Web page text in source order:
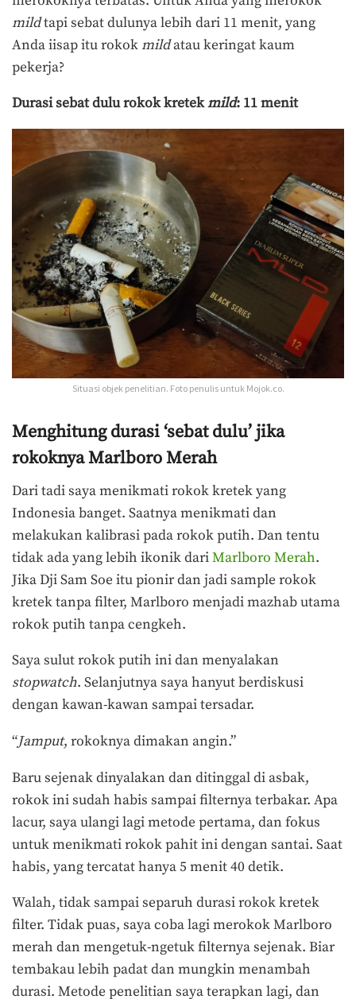
mildtapi sebat dulunya lebih dari 11 menit, yang
Anda iisap itu rokokmildatau keringat kaum
pekerja?
Durasi sebat dulu rokok kretekmild: 11 menit
Situasi objek penelitian. Foto penulis untuk Mojok.co.
Menghitung durasi ‘sebat dulu’ jika
rokoknya Marlboro Merah
Dari tadi saya menikmati rokok kretek yang
Indonesia banget. Saatnya menikmati dan
melakukan kalibrasi pada rokok putih. Dan tentu
tidak ada yang lebih ikonik dariMarlboro Merah.
Jika Dji Sam Soe itu pionir dan jadi sample rokok
kretek tanpa filter, Marlboro menjadi mazhab utama
rokok putih tanpa cengkeh.
Saya sulut rokok putih ini dan menyalakan
stopwatch. Selanjutnya saya hanyut berdiskusi
dengan kawan-kawan sampai tersadar.
“Jamput, rokoknya dimakan angin.”
Baru sejenak dinyalakan dan ditinggal di asbak,
rokok ini sudah habis sampai filternya terbakar. Apa
lacur, saya ulangi lagi metode pertama, dan fokus
untuk menikmati rokok pahit ini dengan santai. Saat
habis, yang tercatat hanya 5 menit 40 detik.
Walah, tidak sampai separuh durasi rokok kretek
filter. Tidak puas, saya coba lagi merokok Marlboro
merah dan mengetuk-ngetuk filternya sejenak. Biar
tembakau lebih padat dan mungkin menambah
durasi. Metode penelitian saya terapkan lagi, dan